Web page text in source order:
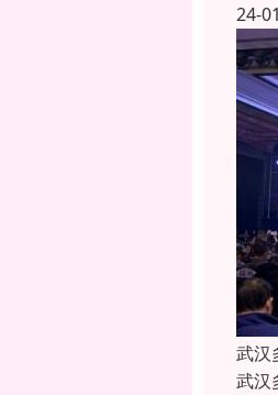
24-
武汉
武汉